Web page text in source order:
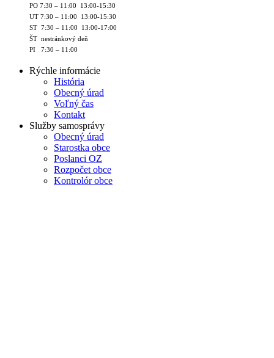
PO 7:30 – 11:00 13:00-15:30
UT 7:30 – 11:00 13:00-15:30
ST 7:30 – 11:00 13:00-17:00
ŠT nestránkový deň
PI 7:30 – 11:00
Rýchle informácie
História
Obecný úrad
Voľný čas
Kontakt
Služby samosprávy
Obecný úrad
Starostka obce
Poslanci OZ
Rozpočet obce
Kontrolór obce